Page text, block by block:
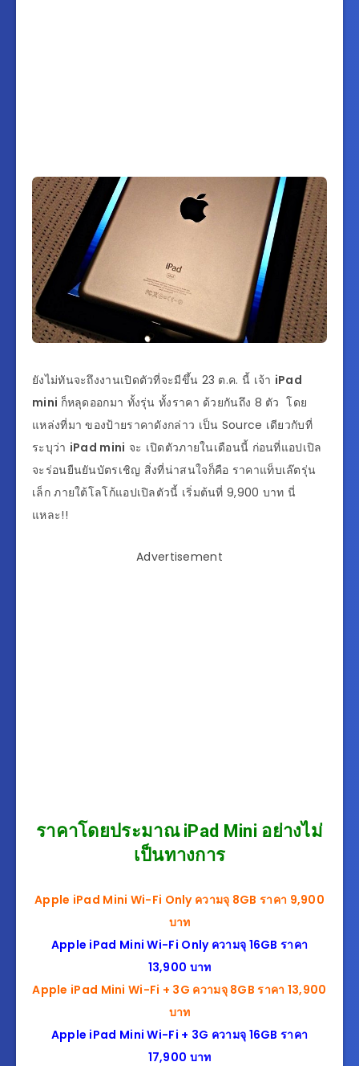
ยังไม่ทันจะถึงงานเปิดตัวที่จะมีขึ้น 23 ต.ค. นี้ เจ้า iPad
mini ก็หลุดออกมา ทั้งรุ่น ทั้งราคา ด้วยกันถึง 8 ตัว โดย
แหล่งที่มา ของป้ายราคาดังกล่าว เป็น Source เดียวกับที่
ระบุว่า iPad mini จะ เปิดตัวภายในเดือนนี้ ก่อนที่แอปเปิล
จะร่อนยืนยันบัตรเชิญ สิ่งที่น่าสนใจก็คือ ราคาแท็บเล๊ตรุ่น
เล็ก ภายใต้โลโก้แอปเปิลตัวนี้ เริ่มต้นที่ 9,900 บาท นี่
แหละ!!
Advertisement
ราคาโดยประมาณiPad Mini อย่างไม่
เป็นทางการ
Apple iPad Mini Wi-Fi Only ความจุ 8GB ราคา 9,900
บาท
Apple iPad Mini Wi-Fi Only ความจุ 16GB ราคา
13,900 บาท
Apple iPad Mini Wi-Fi + 3G ความจุ 8GB ราคา 13,900
บาท
Apple iPad Mini Wi-Fi + 3G ความจุ 16GB ราคา
17,900 บาท